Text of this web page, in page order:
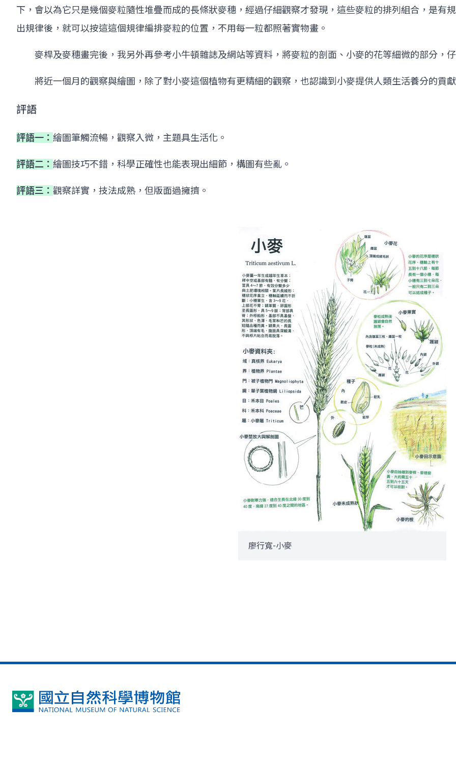
下，會以為它只是幾個麥粒隨性堆疊而成的長條狀麥穗，經過仔細觀察才發現，這些麥粒的排列組合，是有
出規律後，就可以按這這個規律編排麥粒的位置，不用每一粒都照著實物畫。
麥桿及麥穗畫完後，我另外再參考小牛頓雜誌及網站等資料，將麥粒的剖面、小麥的花等細微的部分，仔
將近一個月的觀察與繪圖，除了對小麥這個植物有更精細的觀察，也認識到小麥提供人類生活養分的貢獻
評語
評語一： 繪圖筆觸流暢，觀察入微，主題具生活化。
評語二： 繪圖技巧不錯，科學正確性也能表現出細節，構圖有些亂。
評語三： 觀察詳實，技法成熟，但版面過擁擠。
廖行寬-小麥
國